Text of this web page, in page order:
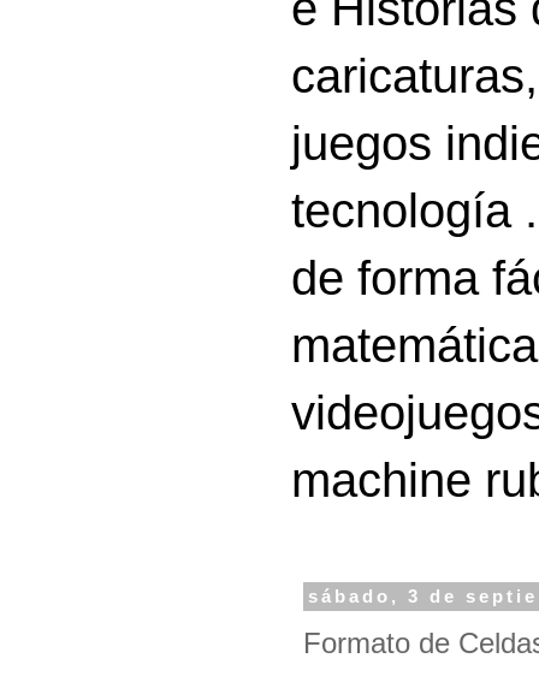
juegos
tecnología
de forma
machine
sábado, 3 de
Formato de